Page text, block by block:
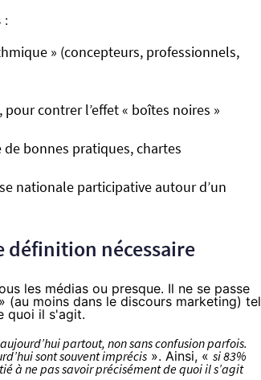
:
» (concepteurs, professionnels,
contrer l’effet « boîtes noires »
bonnes pratiques, chartes
nationale participative autour d’un
définition nécessaire
les médias ou presque. Il ne se passe
(au moins dans le discours marketing) tel
quoi il s'agit.
partout, non sans confusion parfois.
sont souvent imprécis ». Ainsi, « si 83%
à ne pas savoir précisément de quoi il s’agit